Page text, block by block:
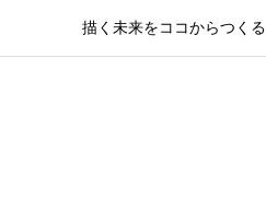
描く未来をココからつくる